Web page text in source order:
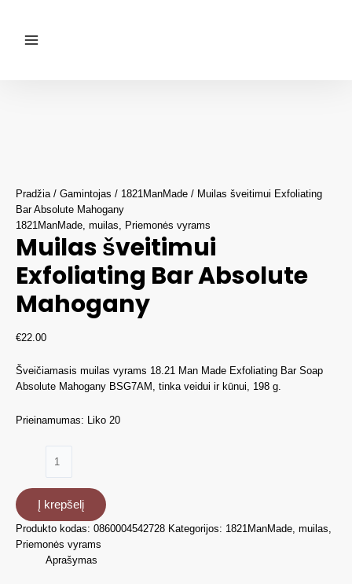
turinio
Pradžia/ Gamintojas / 1821ManMade / Muilas šveitimui Exfoliating
Bar Absolute Mahogany
1821ManMade, muilas, Priemonės vyrams
Muilas šveitimui
Exfoliating Bar Absolute
Mahogany
€22.00
Šveičiamasis muilas vyrams 18.21 Man Made Exfoliating Bar Soap
Absolute Mahogany BSG7AM, tinka veidui ir kūnui, 198 g.
Prieinamumas: Liko 20
šveitimui
Exfoliating
Bar
Absolute
Mahogany
Į krepšelį
Produkto kodas: 0860004542728 Kategorijos: 1821ManMade, muilas,
Priemonės vyrams
Aprašymas